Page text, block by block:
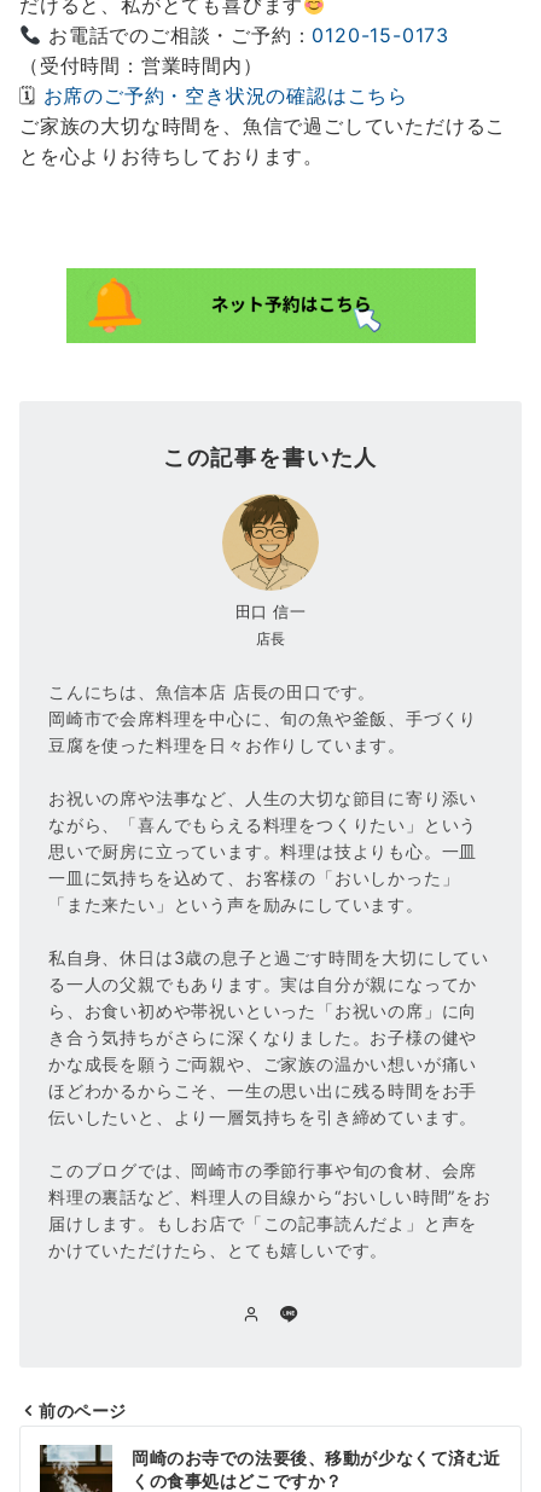
だけると、私がとても喜びます
お電話でのご相談・ご予約： 0120-15-0173
（受付時間：営業時間内）
🗓 お席のご予約・空き状況の確認はこちら
ご家族の大切な時間を、魚信で過ごしていただけるこ
とを心よりお待ちしております。
この記事を書いた人
田口 信一
店長
こんにちは、魚信本店 店長の田口です。
岡崎市で会席料理を中心に、旬の魚や釜飯、手づくり
豆腐を使った料理を日々お作りしています。
お祝いの席や法事など、人生の大切な節目に寄り添い
ながら、「喜んでもらえる料理をつくりたい」という
思いで厨房に立っています。料理は技よりも心。一皿
一皿に気持ちを込めて、お客様の「おいしかった」
「また来たい」という声を励みにしています。
私自身、休日は3歳の息子と過ごす時間を大切にしてい
る一人の父親でもあります。実は自分が親になってか
ら、お食い初めや帯祝いといった「お祝いの席」に向
き合う気持ちがさらに深くなりました。お子様の健や
かな成長を願うご両親や、ご家族の温かい想いが痛い
ほどわかるからこそ、一生の思い出に残る時間をお手
伝いしたいと、より一層気持ちを引き締めています。
このブログでは、岡崎市の季節行事や旬の食材、会席
料理の裏話など、料理人の目線から“おいしい時間”をお
届けします。もしお店で「この記事読んだよ」と声を
かけていただけたら、とても嬉しいです。
投
前のページ
岡崎のお寺での法要後、移動が少なくて済む近
くの食事処はどこですか？